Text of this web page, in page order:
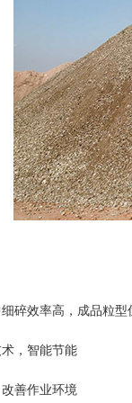
碎效率高，成品粒型
，智能节能
善作业环境